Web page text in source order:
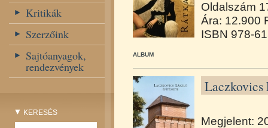
Kritikák
Szerzőink
Sajtóanyagok,
rendezvények
KERESÉS
Oldalszám
Ára: 12.900
ISBN 978-
ALBUM
Laczkovics
Megjelent: